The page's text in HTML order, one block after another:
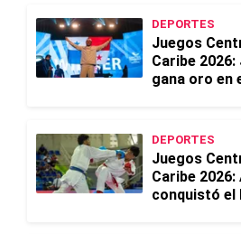
DEPORTES
Juegos
Caribe
gana oro en
DEPORTES
Juegos
Caribe
conquistó el